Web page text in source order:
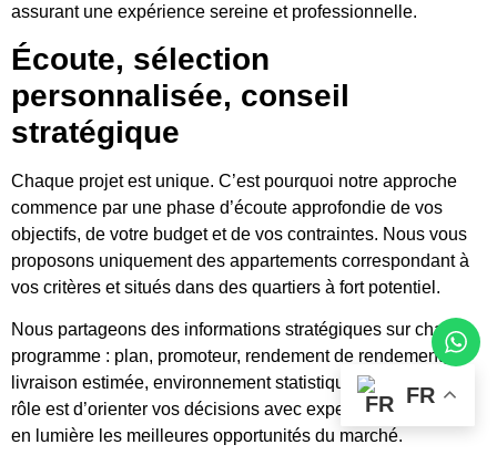
assurant une expérience sereine et professionnelle.
Écoute, sélection
personnalisée, conseil
stratégique
Chaque projet est unique. C’est pourquoi notre approche
commence par une phase d’écoute approfondie de vos
objectifs, de votre budget et de vos contraintes. Nous vous
proposons uniquement des appartements correspondant à
vos critères et situés dans des quartiers à fort potentiel.
Nous partageons des informations stratégiques sur chaque
programme : plan, promoteur, rendement de rendement,
livraison estimée, environnement statistique futur… Notre
rôle est d’orienter vos décisions avec expertise, en mettant
en lumière les meilleures opportunités du marché.
FR